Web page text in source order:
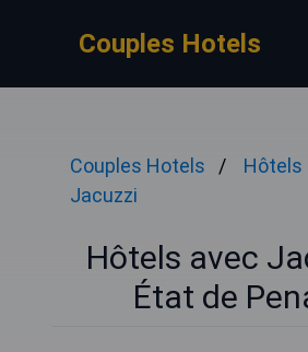
Couples Hotels
Couples Hotels
Hôtels
Jacuzzi
Hôtels avec
État de